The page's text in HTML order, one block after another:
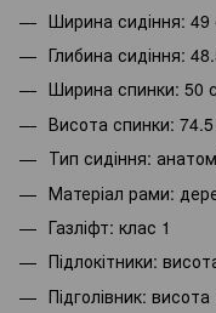
Ширина сидіння: 49
Глибина сидіння:
Ширина спинки: 50
Висота спинки:
Тип сидіння:
Матеріал рами:
Газліфт: клас 1
Підлокітники:
Підголівник: